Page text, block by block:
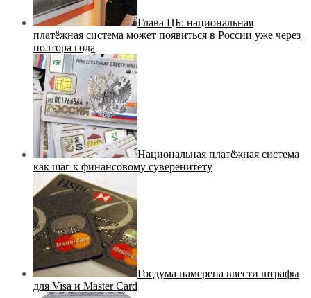
Глава ЦБ: национальная
платёжная система может появиться в России уже через
полтора года
Национальная платёжная система
как шаг к финансовому суверенитету
Госдума намерена ввести штрафы
для Visa и Master Card